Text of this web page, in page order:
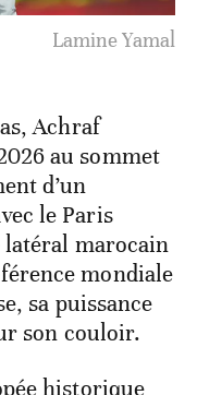
Lamine Yamal
Achraf
au sommet
d’un
le Paris
latéral marocain
mondiale
sa puissance
son couloir.
historique